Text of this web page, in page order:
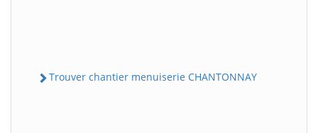
Trouver chantier menuiserie CHANTONNAY